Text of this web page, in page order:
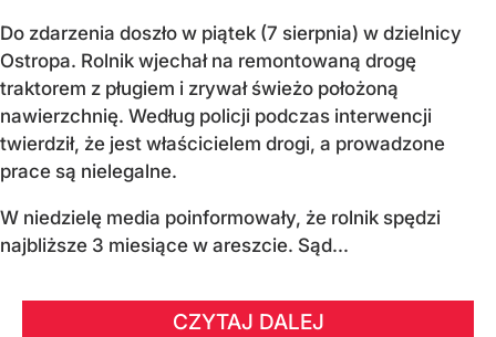
Do zdarzenia doszło w piątek (7 sierpnia) w dzielnicy
Ostropa. Rolnik wjechał na remontowaną drogę
traktorem z pługiem i zrywał świeżo położoną
nawierzchnię. Według policji podczas interwencji
twierdził, że jest właścicielem drogi, a prowadzone
prace są nielegalne.
W niedzielę media poinformowały, że rolnik spędzi
najbliższe 3 miesiące w areszcie. Sąd...
CZYTAJ DALEJ